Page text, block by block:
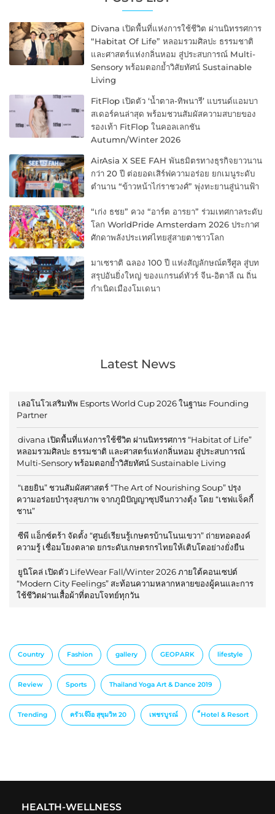
Divana เปิดพื้นที่แห่งการใช้ชีวิต ผ่านนิทรรศการ
“Habitat Of Life” หลอมรวมศิลปะ ธรรมชาติ
และศาสตร์แห่งกลิ่นหอม สู่ประสบการณ์ Multi-
Sensory พร้อมตอกย้ำวิสัยทัศน์ Sustainable
Living
FitFlop เปิดตัว ‘น้ำตาล-ทิพนารี’ แบรนด์แอมบา
สเดอร์คนล่าสุด พร้อมชวนสัมผัสความสบายของ
รองเท้า FitFlop ในคอลเลกชัน
Autumn/Winter 2026
AirAsia X SEE FAH พันธมิตรทางธุรกิจยาวนาน
กว่า 20 ปี ต่อยอดเสิร์ฟความอร่อย ยกเมนูระดับ
ตำนาน “ข้าวหน้าไก่ราชวงศ์” พุ่งทะยานสู่น่านฟ้า
“เก่ง ธชย” ควง “อาร์ต อารยา” ร่วมเทศกาลระดับ
โลก WorldPride Amsterdam 2026 ประกาศ
ศักดาพลังประเทศไทยสู่สายตาชาวโลก
มาเซราติ ฉลอง 100 ปี แห่งสัญลักษณ์ตรีศูล สู่บท
สรุปอันยิ่งใหญ่ ของแกรนด์ทัวร์ จีน-อิตาลี ณ ถิ่น
กำเนิดเมืองโมเดนา
Latest News
เลอโนโวเสริมทัพ Esports World Cup 2026 ในฐานะ Founding
Partner
divana เปิดพื้นที่แห่งการใช้ชีวิต ผ่านนิทรรศการ “Habitat of Life”
หลอมรวมศิลปะ ธรรมชาติ และศาสตร์แห่งกลิ่นหอม สู่ประสบการณ์
Multi-Sensory พร้อมตอกย้ำวิสัยทัศน์ Sustainable Living
“เฮยยิน” ชวนสัมผัสศาสตร์ “The Art of Nourishing Soup” ปรุง
ความอร่อยบำรุงสุขภาพ จากภูมิปัญญาซุปจีนกวางตุ้ง โดย “เชฟแจ็คกี้
ชาน”
ซีพี แอ็กซ์ตร้า จัดตั้ง “ศูนย์เรียนรู้เกษตรบ้านโนนเขวา” ถ่ายทอดองค์
ความรู้ เชื่อมโยงตลาด ยกระดับเกษตรกรไทยให้เติบโตอย่างยั่งยืน
ยูนิโคล่ เปิดตัว LifeWear Fall/Winter 2026 ภายใต้คอนเซปต์
“Modern City Feelings” สะท้อนความหลากหลายของผู้คนและการ
ใช้ชีวิตผ่านเสื้อผ้าที่ตอบโจทย์ทุกวัน
Country Fashion gallery GEOPARK lifestyle
Review Sports Thailand Yoga Art & Dance 2019
Trending ครัวเจ๊ง้อ สุขุมวิท 20 เพชรบูรณ์ ็Hotel & Resort
HEALTH-WELLNESS